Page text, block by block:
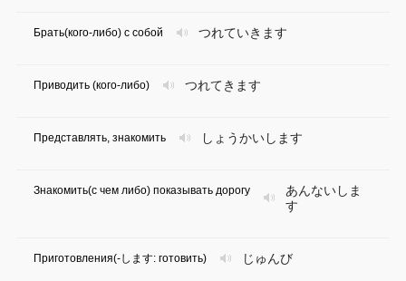
つれていきます
Брать(кого-либо) с собой
つれてきます
Приводить (кого-либо)
しょうかいします
Представлять, знакомить
あんないしま
す
Знакомить(с чем либо) показывать дорогу
じゅんび
Приготовления(-します: готовить)